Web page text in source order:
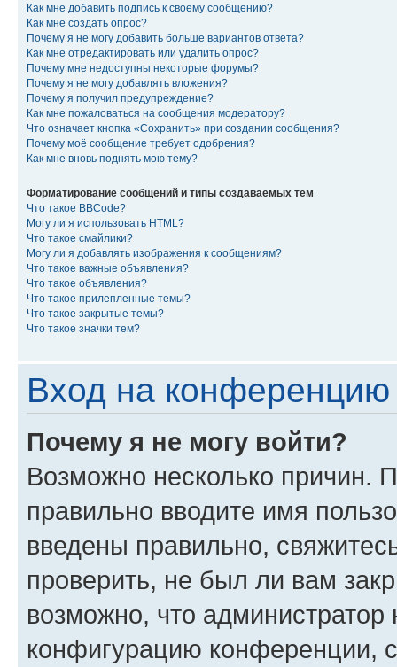
Как мне добавить подпись к своему сообщению?
Как мне создать опрос?
Почему я не могу добавить больше вариантов ответа?
Как мне отредактировать или удалить опрос?
Почему мне недоступны некоторые форумы?
Почему я не могу добавлять вложения?
Почему я получил предупреждение?
Как мне пожаловаться на сообщения модератору?
Что означает кнопка «Сохранить» при создании сообщения?
Почему моё сообщение требует одобрения?
Как мне вновь поднять мою тему?
Форматирование сообщений и типы создаваемых тем
Что такое BBCode?
Могу ли я использовать HTML?
Что такое смайлики?
Могу ли я добавлять изображения к сообщениям?
Что такое важные объявления?
Что такое объявления?
Что такое прилепленные темы?
Что такое закрытые темы?
Что такое значки тем?
Вход на конференцию
Почему я не могу войти?
Возможно несколько причин.
правильно вводите имя
введены правильно,
проверить, не был ли вам
возможно, что администратор
конфигурацию конференции,